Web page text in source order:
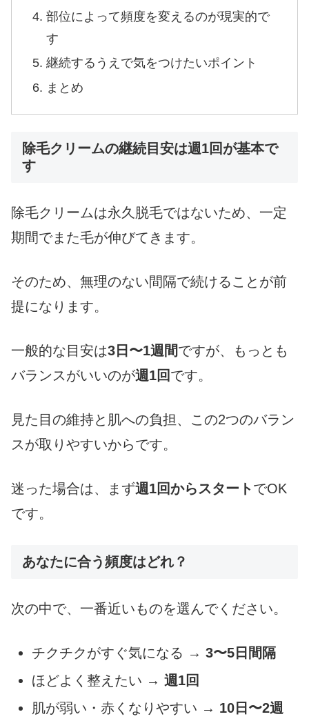
部位によって頻度を変えるのが現実的で
す
継続するうえで気をつけたいポイント
まとめ
除毛クリームの継続目安は週1回が基本で
す
除毛クリームは永久脱毛ではないため、一定
期間でまた毛が伸びてきます。
そのため、無理のない間隔で続けることが前
提になります。
一般的な目安は3日〜1週間ですが、もっとも
バランスがいいのが週1回です。
見た目の維持と肌への負担、この2つのバラン
スが取りやすいからです。
迷った場合は、まず週1回からスタート でOK
です。
あなたに合う頻度はどれ？
次の中で、一番近いものを選んでください。
チクチクがすぐ気になる → 3〜5日間隔
ほどよく整えたい → 週1回
肌が弱い・赤くなりやすい → 10日〜2週